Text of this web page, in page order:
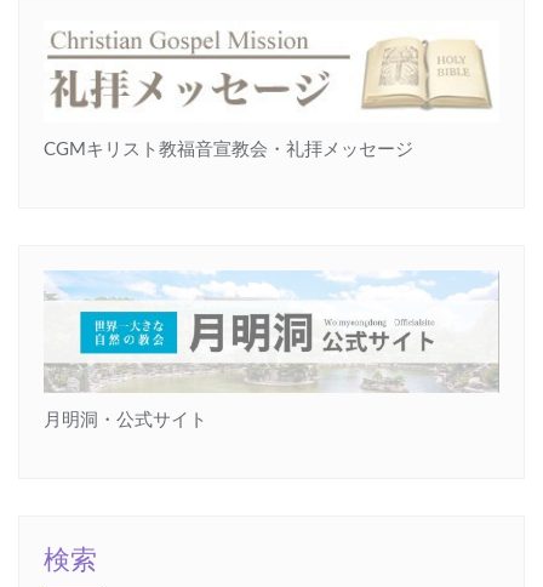
CGMキリスト教福音宣教会・礼拝メッセージ
月明洞・公式サイト
検索